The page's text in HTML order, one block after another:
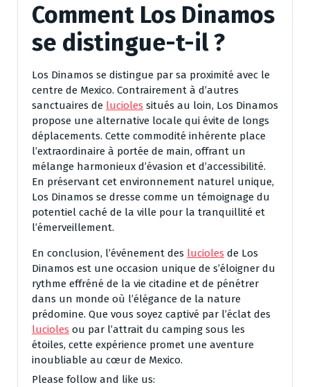
Comment Los Dinamos
se distingue-t-il ?
Los Dinamos se distingue par sa proximité avec le
centre de Mexico. Contrairement à d’autres
sanctuaires de lucioles situés au loin, Los Dinamos
propose une alternative locale qui évite de longs
déplacements. Cette commodité inhérente place
l’extraordinaire à portée de main, offrant un
mélange harmonieux d’évasion et d’accessibilité.
En préservant cet environnement naturel unique,
Los Dinamos se dresse comme un témoignage du
potentiel caché de la ville pour la tranquillité et
l’émerveillement.
En conclusion, l’événement des lucioles de Los
Dinamos est une occasion unique de s’éloigner du
rythme effréné de la vie citadine et de pénétrer
dans un monde où l’élégance de la nature
prédomine. Que vous soyez captivé par l’éclat des
lucioles ou par l’attrait du camping sous les
étoiles, cette expérience promet une aventure
inoubliable au cœur de Mexico.
Please follow and like us: